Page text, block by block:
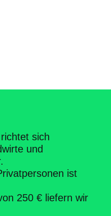
sich
und
ist
250 € liefern wir